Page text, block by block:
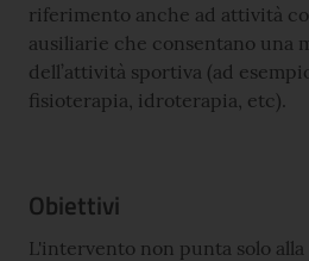
riferimento anche ad attività
ausiliarie che consentano una
dell’attività sportiva (ad
fisioterapia, idroterapia, etc).
Obiettivi
L'intervento non punta solo